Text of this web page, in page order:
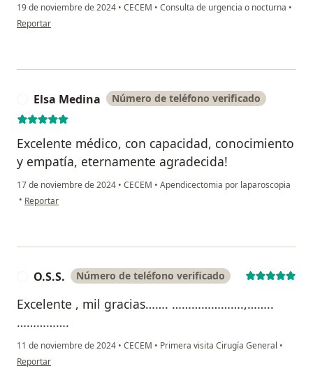
19 de noviembre de 2024 • CECEM • Consulta de urgencia o nocturna •
en opinión del usuario Víctor Márquez
Reportar
Elsa Medina Número de teléfono verificado
Excelente médico, con capacidad, conocimiento
y empatía, eternamente agradecida!
17 de noviembre de 2024 • CECEM • Apendicectomia por laparoscopia
• en opinión del usuario Elsa Medina
Reportar
O.S.S. Número de teléfono verificado
Excelente , mil gracias……. ………………….,……..
…………….
11 de noviembre de 2024 • CECEM • Primera visita Cirugía General •
en opinión del usuario O.S.S.
Reportar